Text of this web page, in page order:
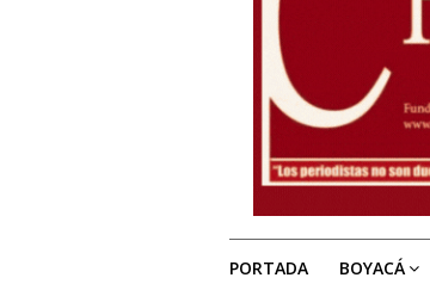
PORTADA BOYACÁ